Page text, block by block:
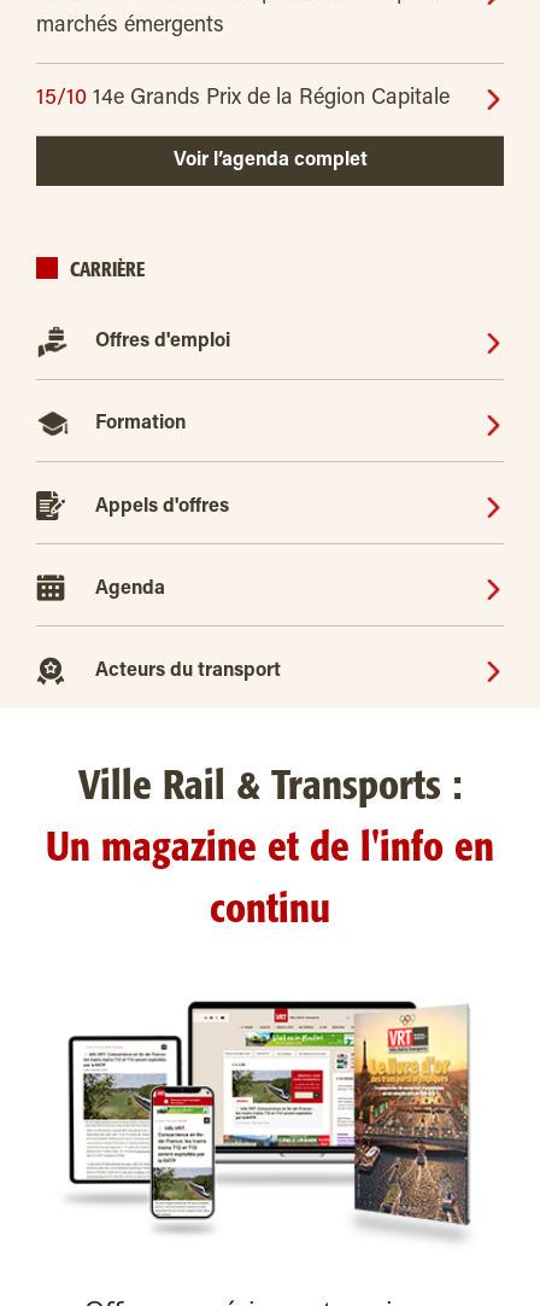
marchés émergents
15/10 14e Grands Prix de la Région Capitale
Voir l’agenda complet
CARRIÈRE
Offres d'emploi
Formation
Appels d'offres
Agenda
Acteurs du transport
Ville Rail & Transports :
Un magazine et de l'info en
continu